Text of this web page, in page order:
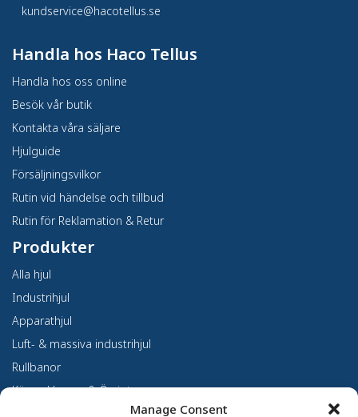
Manage Consent
kundservice@hacotellus.se
Handla hos Haco Tellus
Handla hos oss online
Besök vår butik
Kontakta våra säljare
Hjulguide
Försäljningsvilkor
Rutin vid händelse och tillbud
Rutin för Reklamation & Retur
Produkter
Alla hjul
Industrihjul
Apparathjul
Luft- & massiva industrihjul
Rullbanor
Kärror, Vagnar & Övrigt